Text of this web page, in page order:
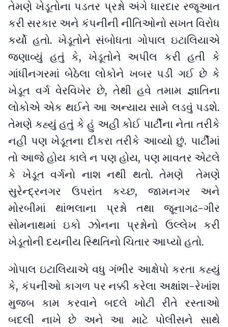
તેમણે ખેડૂતોના પડતર પ્રશ્નો અંગે ધારદાર રજૂઆત
કરી સરકાર અને કંપનીની નીતિઓનો સખત વિરોધ
કર્યો હતો. ખેડૂતોને સંબોધતા ગોપાલ ઇટાલિયાએ
જણાવ્યું હતું કે, ખેડૂતોને અપીલ કરી હતી કે
ગાંધીનગરમાં બેઠેલા લોકોને ખબર પડી ગઈ છે કે
ખેડૂત વર્ગ વેરવિખેર છે, તેથી હવે તમામ જ્ઞાતિના
લોકોએ એક થઈને આ અન્યાય સામે લડવું પડશે.
તેમણે કહ્યું હતું કે હું અહી કોઈ પાર્ટીના નેતા તરીકે
નહીં પણ ખેડૂતના દીકરા તરીકે આવ્યો છું. પાર્ટીમાં
તો આજે હોય કાલે ન પણ હોય, પણ માવતર એટલે
કે ખેડૂત વર્ગનો નાશ નથી થતો. તેમણે તેમણે
સુરેન્દ્રનગર ઉપરાંત કચ્છ, જામનગર અને
મોરબીમાં થાંભલાના પ્રશ્નો તથા જૂનાગઢ-ગીર
સોમનાથમાં ઇકો ઝોનના પ્રશ્નોનો ઉલ્લેખ કરી
ખેડૂતોની દયનીય સ્થિતિનો ચિતાર આપ્યો હતો.
ગોપાલ ઇટાલિયાએ વધુ ગંભીર આક્ષેપો કરતા કહ્યું
કે, કંપનીઓ કાગળ પર નક્કી કરેલા અક્ષાંશ-રેખાંશ
મુજબ કામ કરવાને બદલે ખોટી રીતે રસ્તાઓ
બદલી નાખે છે અને આ માટે પોલીસને સાથે